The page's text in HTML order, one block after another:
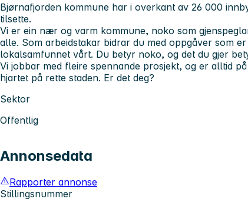
Bjørnafjorden kommune har i overkant av 26 000
tilsette.
Vi er ein nær og varm kommune, noko som
alle. Som arbeidstakar bidrar du med oppgåver som
lokalsamfunnet vårt. Du betyr noko, og det du gjer
Vi jobbar med fleire spennande prosjekt, og er alltid
hjartet på rette staden. Er det deg?
Sektor
Offentlig
Annonsedata
Rapporter annonse
Stillingsnummer